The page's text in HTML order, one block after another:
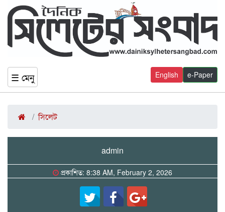
☰ মেনু e-Paper
English
সিলেট
admin
প্রকাশিত: 8:38 AM, February 2, 2026